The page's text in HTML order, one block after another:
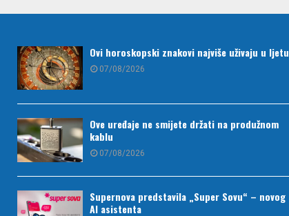
Ovi horoskopski znakovi najviše uživaju u ljetu
07/08/2026
Ove uređaje ne smijete držati na produžnom
kablu
07/08/2026
Supernova predstavila „Super Sovu“ – novog
AI asistenta